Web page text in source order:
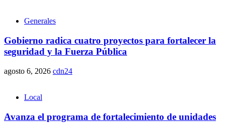
Generales
Gobierno radica cuatro proyectos para fortalecer la
seguridad y la Fuerza Pública
agosto 6, 2026 cdn24
Local
Avanza el programa de fortalecimiento de unidades